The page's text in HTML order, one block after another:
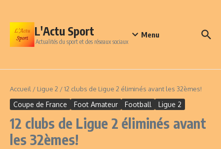
L'Actu Sport
Actualités du sport et des réseaux sociaux
Menu
Accueil / Ligue 2 /12 clubs de Ligue 2 éliminés avant les 32èmes!
Coupe de France Foot Amateur Football Ligue 2
12 clubs de Ligue 2 éliminés avant
les 32èmes!